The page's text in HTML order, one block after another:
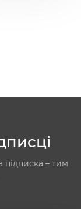
– тим